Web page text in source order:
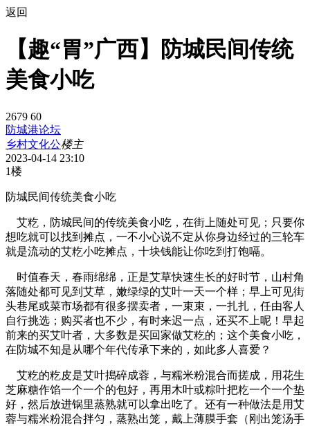
返回
【趣“胃”广西】防城民间传统
美食小吃
2679 60
防城港论坛
乡村文化公楼主
2023-04-14 23:10
1楼
防城民间传统美食小吃
艾籺，防城民间的传统美食小吃，在街上随处可见；只要你
想吃就可以找到摊点，一不小心说不定从你身边经过的三轮车
就是流动的艾籺小吃摊点，十块钱能让你吃到打饱嗝。
时值春天，春雨绵绵，正是艾草快速生长的好时节，山村角
落随处都可见到艾草，嫩绿绿的艾叶一天一个样；早上可见街
头巷尾或菜市场都有很多摆卖者，一束束，一扎扎，任由客人
自行挑选；购买者也不少，有时来迟一点，还买不上呢！早起
前来的买艾叶者，大多数是买回家做艾籺的；这个美食小吃，
在防城不知是从哪个年代传承下来的，如此多人喜爱？
艾籺的籺皮是艾叶搗碎成蓉，与糯米粉混合而搓成，用花生
芝麻糖作馅一个一个的包好，再用木叶或粽叶把籺一个一个垫
好，然后放进锅里蒸熟就可以拿出吃了。还有一种做法是用艾
蓉与糯米粉混合拌匀，蒸熟出笼，戴上薄膜手套（刚出笼汤手